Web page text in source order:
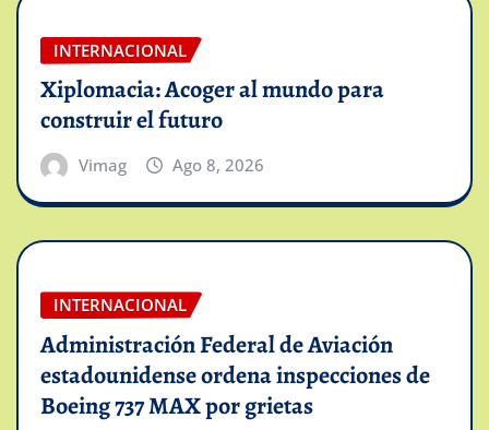
INTERNACIONAL
Xiplomacia: Acoger al mundo para
construir el futuro
Vimag Ago 8, 2026
INTERNACIONAL
Administración Federal de Aviación
estadounidense ordena inspecciones de
Boeing 737 MAX por grietas